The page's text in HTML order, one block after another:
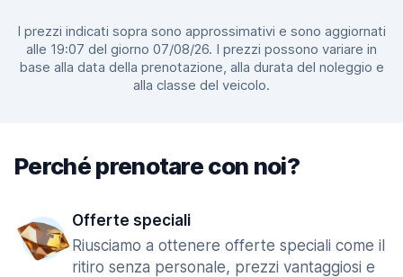
I prezzi indicati sopra sono approssimativi e sono aggiornati
alle 19:07 del giorno 07/08/26. I prezzi possono variare in
base alla data della prenotazione, alla durata del noleggio e
alla classe del veicolo.
Perché prenotare con noi?
Offerte speciali
Riusciamo a ottenere offerte speciali come il
ritiro senza personale, prezzi vantaggiosi e